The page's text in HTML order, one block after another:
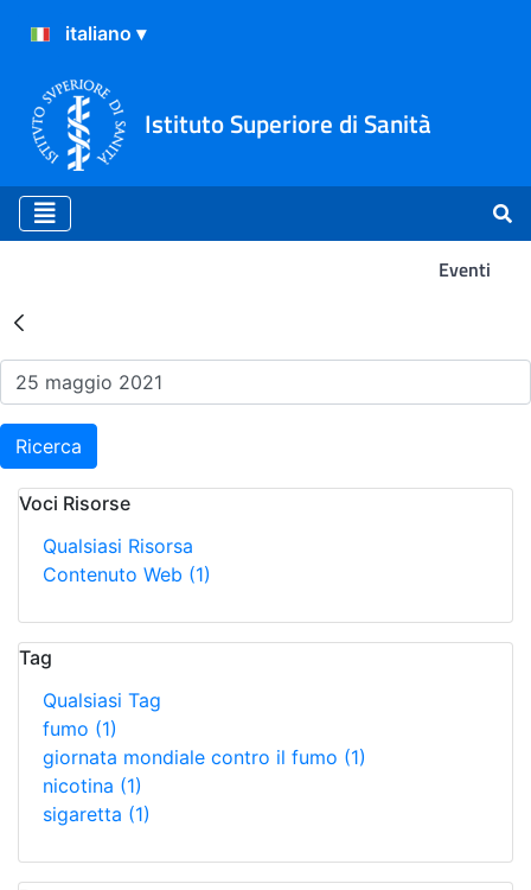
Istituto Superiore di Sanità
Eventi
Risultati della Ricerca -
Ricerca
Voci Risorse
Qualsiasi Risorsa
Contenuto Web (1)
Tag
Qualsiasi Tag
fumo (1)
giornata mondiale contro il fumo (1)
nicotina (1)
sigaretta (1)